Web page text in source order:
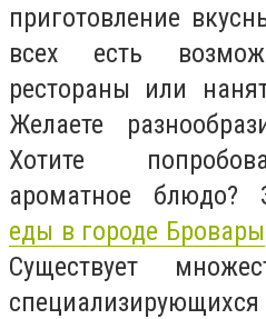
приготовление
всех есть
рестораны или
Желаете
Хотите
ароматное блюдо?
еды в городе Бровары
Существует